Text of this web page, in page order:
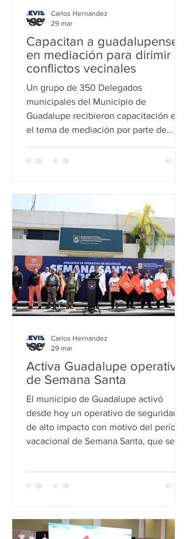
Capacitan a guadalupenses
en mediación para dirimir
conflictos vecinales
Un grupo de 350 Delegados
municipales del Municipio de
Guadalupe recibieron capacitación en
el tema de mediación por parte de
la Mediación Universitaria, Guadalupe
comunitaria, herramienta que ha
registrado un incremento sostenido en
los últimos años. El alcalde Héctor
García agradeció la colaboración de los
expositores para capacitar a los
Delegados Municipales, a
Carlos Hernandez
29 mar
Activa Guadalupe operativo
de Semana Santa
El municipio de Guadalupe activó
desde hoy un operativo de seguridad
de alto impacto con motivo del período
vacacional de Semana Santa, que se
concentración familiar. La Secretaría de
desplegó un estado de fuerza superior
Carlos Hernandez
29 mar